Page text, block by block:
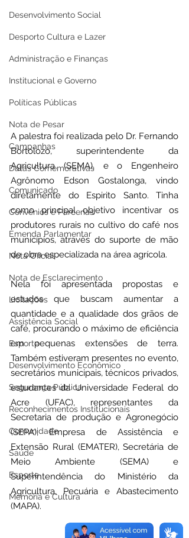
Desenvolvimento Social
Desporto Cultura e Lazer
Administração e Finanças
Institucional e Governo
Políticas Públicas
Nota de Pesar
Campanhas
Datas Comemorativas
Comunicado
Convênios e Parcerias
Emenda Parlamentar
Nota Oficial
Nota de Esclarecimento
Licitações
Assistência Social
Esporte
Desenvolvimento Econômico
Segurança Pública
Reconhecimentos Institucionais
Comunidade
Saúde
Esporte
Memória e Cultura
A palestra foi realizada pelo Dr. Fernando
Bortolozo, superintendente da
Agricultura (SEMA), e o Engenheiro
Agrônomo Edson Gostalonga, vindo
diretamente do Espirito Santo. Tinha
como principal objetivo incentivar os
produtores rurais no cultivo do café nos
municípios, através do suporte de mão
de obra especializada na área agrícola.
Nela foi apresentada propostas e
estudos que buscam aumentar a
quantidade e a qualidade dos grãos de
café, procurando o máximo de eficiência
em pequenas extensões de terra.
Também estiveram presentes no evento,
secretários municipais, técnicos privados,
estudantes da Universidade Federal do
Acre (UFAC), representantes da
Secretaria de produção e Agronegócio
(SEPA), Empresa de Assistência e
Extensão Rural (EMATER), Secretária de
Meio Ambiente (SEMA) e
Superintendência do Ministério da
Agricultura, Pecuária e Abastecimento
(MAPA).